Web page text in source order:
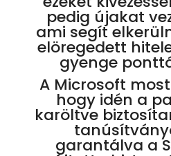
pedig újakat
ami segít
elöregedett
gyenge
A Microsoft
hogy idén a
karöltve
garantálva a